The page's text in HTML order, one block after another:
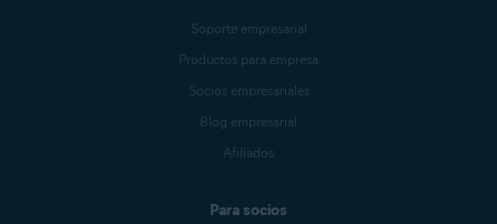
Soporte empresarial
Productos para empresa
Socios empresariales
Blog empresarial
Afiliados
Para socios